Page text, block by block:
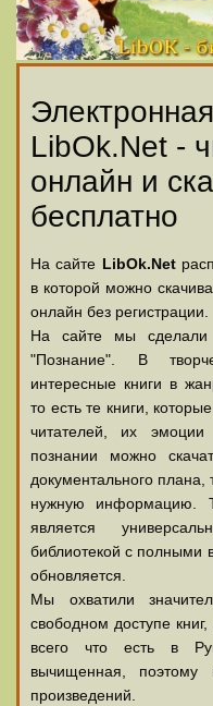
LibOk.Net -
онлайн и
бесплатно
На сайте LibOk.Net
в которой можно
онлайн без регистрации.
На сайте мы сделали
"Познание". В
интересные книги в
то есть те книги,
читателей, их
познании можно
документального плана,
нужную информацию.
является
библиотекой с полными
обновляется.
Мы охватили
свободном доступе
всего что есть в
вычищенная, поэтому
произведений.